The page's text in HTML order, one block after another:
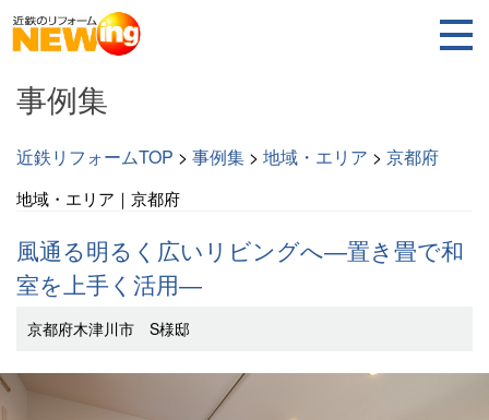
事例集
近鉄リフォームTOP > 事例集 > 地域・エリア > 京都府
地域・エリア｜京都府
風通る明るく広いリビングへ―置き畳で和
室を上手く活用―
京都府木津川市 S様邸